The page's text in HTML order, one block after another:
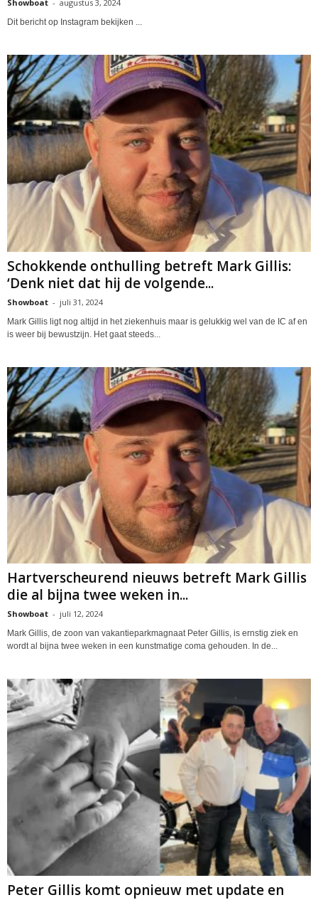
Showboat - augustus 3, 2024
Dit bericht op Instagram bekijken ...
Schokkende onthulling betreft Mark Gillis:
‘Denk niet dat hij de volgende...
Showboat - juli 31, 2024
Mark Gillis ligt nog altijd in het ziekenhuis maar is gelukkig wel van de IC af en
is weer bij bewustzijn. Het gaat steeds...
Hartverscheurend nieuws betreft Mark Gillis
die al bijna twee weken in...
Showboat - juli 12, 2024
Mark Gillis, de zoon van vakantieparkmagnaat Peter Gillis, is ernstig ziek en
wordt al bijna twee weken in een kunstmatige coma gehouden. In de...
Peter Gillis komt opnieuw met update en